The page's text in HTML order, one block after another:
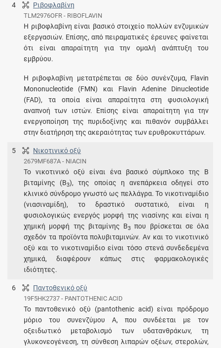
4 Ριβοφλαβίνη
TLM2976OFR - RIBOFLAVIN
Η ριβοφλαβίνη είναι βασικό στοιχείο πολλών ενζυμικών
εξεργασιών. Επίσης, από πειραματικές έρευνες φαίνεται
ότι είναι απαραίτητη για την ομαλή ανάπτυξη του
εμβρύου.
Η ριβοφλαβίνη μετατρέπεται σε δύο συνένζυμα, Flavin
Mononucleotide (FMN) και Flavin Adenine Dinucleotide
(FAD), τα οποία είναι απαραίτητα στη φυσιολογική
αναπνοή των ιστών. Επίσης είναι απαραίτητη για την
ενεργοποίηση της πυριδοξίνης και πιθανόν συμβάλλει
στην διατήρηση της ακεραιότητας των ερυθροκυττάρων.
5 Νικοτινικό οξύ
2679MF687A - NIACIN
Το νικοτινικό οξύ είναι ένα βασικό σύμπλοκο της Β
βιταμίνης (Β3), της οποίας η ανεπάρκεια οδηγεί στο
κλινικό σύνδρομο γνωστό ως πελλάγρα. Το νικοτιναμίδιο
(νιασιναμίδη), το δραστικό συστατικό, είναι η
φυσιολογικώς ενεργός μορφή της νιασίνης και είναι η
χημική μορφή της βιταμίνης Β3 που βρίσκεται σε όλα
σχεδόν τα προϊόντα πολυβιταμινών. Αν και το νικοτινικό
οξύ και το νικοτιναμίδιο είναι τόσο στενά συνδεδεμένα
χημικά, διαφέρουν κάπως στις φαρμακολογικές
ιδιότητες.
6 Παντοθενικό οξύ
19F5HK2737 - PANTOTHENIC ACID
Το παντοθενικό οξύ (pantothenic acid) είναι πρόδρομο
μόριο του συνενζύμου Α, που συνδέεται με τον
οξειδωτικό μεταβολισμό των υδατανθράκων, τη
γλυκονεογένεση, τη σύνθεση λιπαρών οξέων, στερολών,